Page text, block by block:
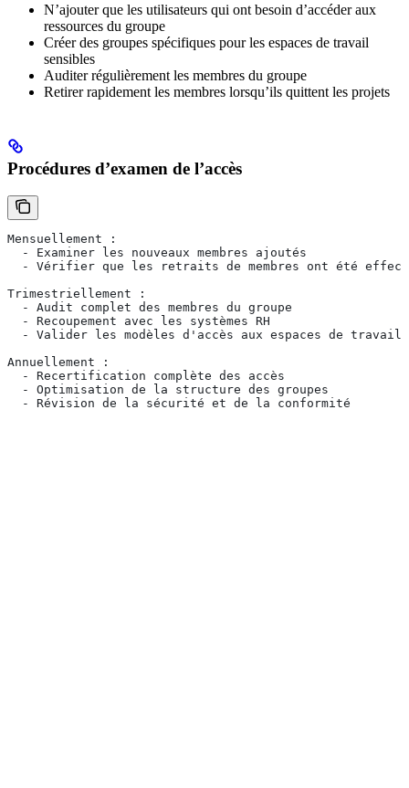
N’ajouter que les utilisateurs qui ont besoin d’accéder aux
ressources du groupe
Créer des groupes spécifiques pour les espaces de travail
sensibles
Auditer régulièrement les membres du groupe
Retirer rapidement les membres lorsqu’ils quittent les projets
Procédures d’examen de l’accès
Mensuellement :
  - Examiner les nouveaux membres ajoutés
- Vérifier que les retraits de membres ont été
Trimestriellement :
  - Audit complet des membres du groupe
  - Recoupement avec les systèmes RH
  - Valider les modèles d'accès aux espaces de travail
Annuellement :
  - Recertification complète des accès
  - Optimisation de la structure des groupes
  - Révision de la sécurité et de la conformité